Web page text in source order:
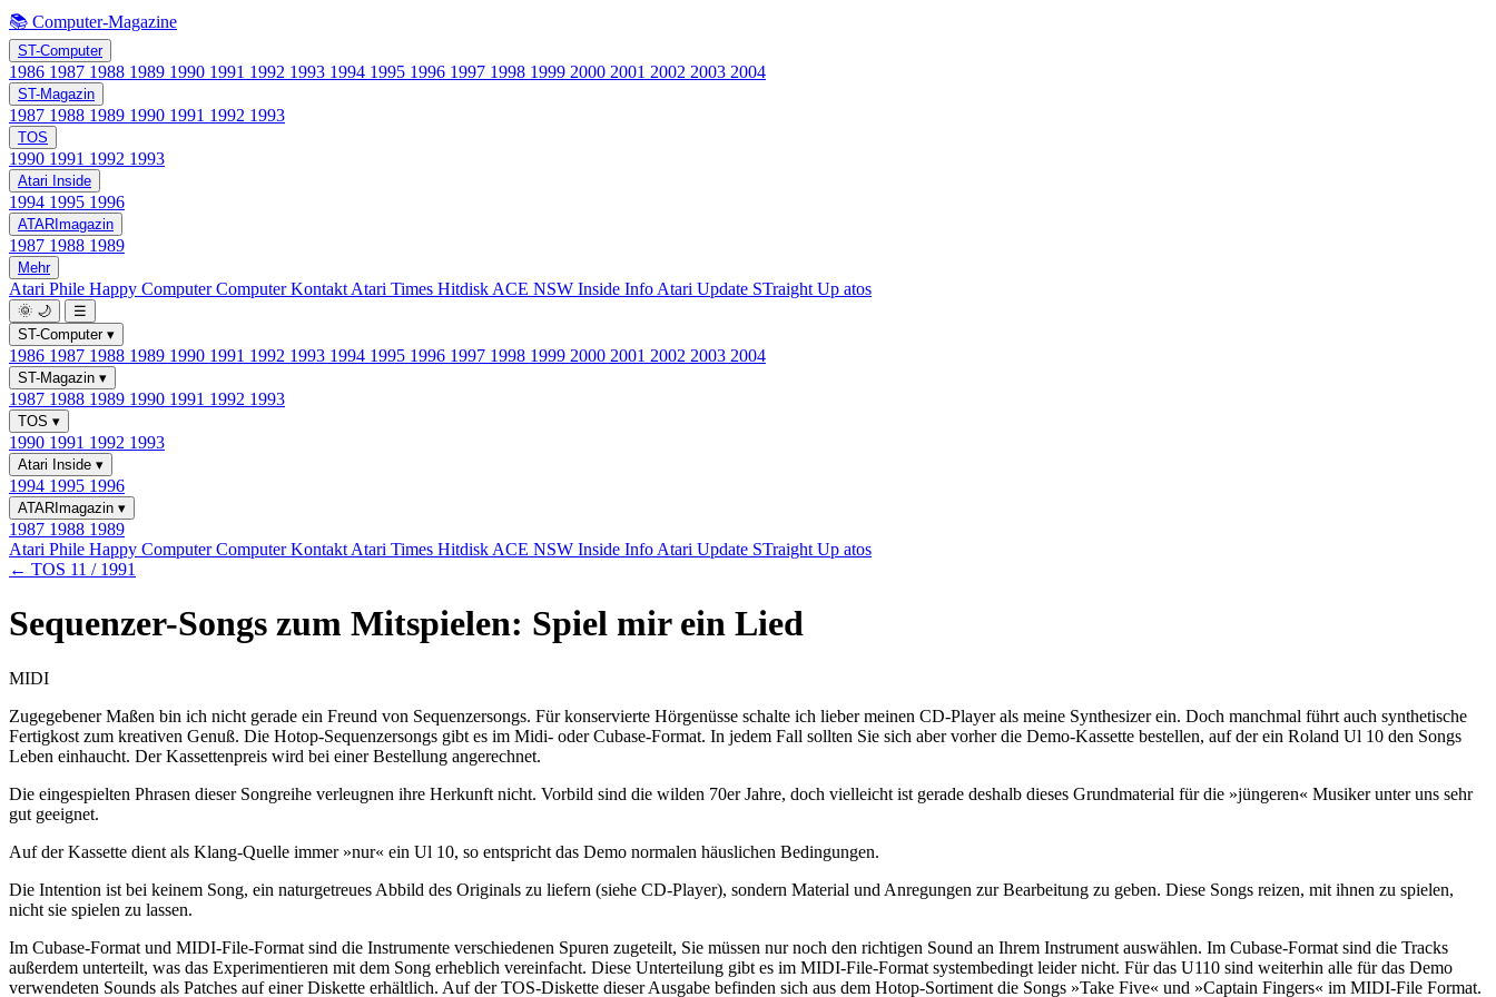
📚 Computer-Magazine
ST-Computer
1986 1987 1988 1989 1990 1991 1992 1993 1994 1995 1996 1997 1998 1999 2000 2001 2002 2003 2004
ST-Magazin
1987 1988 1989 1990 1991 1992 1993
TOS
1990 1991 1992 1993
Atari Inside
1994 1995 1996
ATARImagazin
1987 1988 1989
Mehr
Atari Phile Happy ComputerComputer Kontakt Atari Times Hitdisk ACE NSW Inside Info Atari Update STraight Up atos
🌞 🌙
☰
ST-Computer ▾
1986 1987 1988 1989 1990 1991 1992 1993 1994 1995 1996 1997 1998 1999 2000 2001 2002 2003 2004
ST-Magazin ▾
1987 1988 1989 1990 1991 1992 1993
TOS ▾
1990 1991 1992 1993
Atari Inside ▾
1994 1995 1996
ATARImagazin ▾
1987 1988 1989
Atari Phile Happy ComputerComputer Kontakt Atari Times Hitdisk ACE NSW Inside Info Atari Update STraight Up atos
← TOS 11 / 1991
Sequenzer-Songs zum Mitspielen: Spiel mir ein Lied
MIDI
Zugegebener Maßen bin ich nicht gerade ein Freund von Sequenzersongs. Für konservierte Hörgenüsse schalte ich lieber meinen CD-Player als meine Synthesizer ein. Doch manchmal führt auch synthetische
Fertigkost zum kreativen Genuß. Die Hotop-Sequenzersongs gibt es im Midi- oder Cubase-Format. In jedem Fall sollten Sie sich aber vorher die Demo-Kassette bestellen, auf der ein Roland Ul 10 den Songs
Leben einhaucht. Der Kassettenpreis wird bei einer Bestellung angerechnet.
Die eingespielten Phrasen dieser Songreihe verleugnen ihre Herkunft nicht. Vorbild sind die wilden 70er Jahre, doch vielleicht ist gerade deshalb dieses Grundmaterial für die »jüngeren« Musiker unter uns sehr
gut geeignet.
Auf der Kassette dient als Klang-Quelle immer »nur« ein Ul 10, so entspricht das Demo normalen häuslichen Bedingungen.
Die Intention ist bei keinem Song, ein naturgetreues Abbild des Originals zu liefern (siehe CD-Player), sondern Material und Anregungen zur Bearbeitung zu geben. Diese Songs reizen, mit ihnen zu spielen,
nicht sie spielen zu lassen.
Im Cubase-Format und MIDI-File-Format sind die Instrumente verschiedenen Spuren zugeteilt, Sie müssen nur noch den richtigen Sound an Ihrem Instrument auswählen. Im Cubase-Format sind die Tracks
außerdem unterteilt, was das Experimentieren mit dem Song erheblich vereinfacht. Diese Unterteilung gibt es im MIDI-File-Format systembedingt leider nicht. Für das U110 sind weiterhin alle für das Demo
verwendeten Sounds als Patches auf einer Diskette erhältlich. Auf der TOS-Diskette dieser Ausgabe befinden sich aus dem Hotop-Sortiment die Songs »Take Five« und »Captain Fingers« im MIDI-File Format.